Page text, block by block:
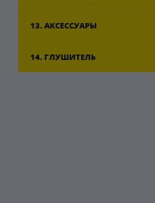
13. АКСЕССУАРЫ
14. ГЛУШИТЕЛЬ